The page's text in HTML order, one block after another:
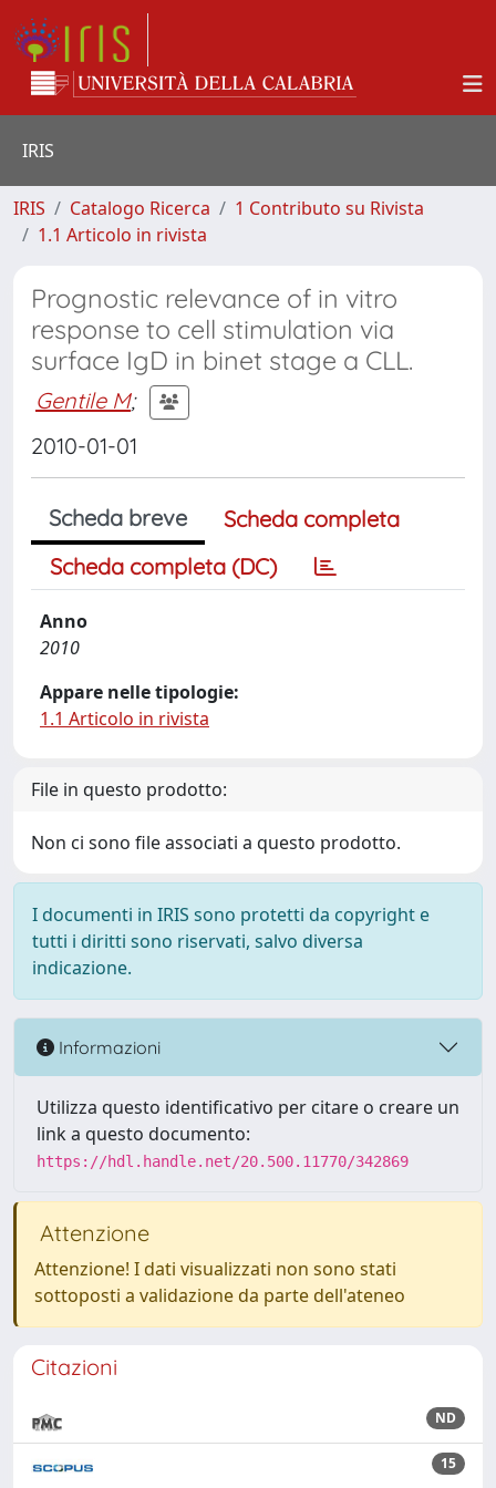
IRIS
IRIS Catalogo Ricerca
1 Contributo su Rivista
1.1 Articolo in rivista
Prognostic relevance of in vitro
response to cell stimulation via
surface IgD in binet stage a CLL.
Gentile M;
2010-01-01
Scheda breve
Scheda completa
Scheda completa (DC)
Anno
2010
Appare nelle tipologie:
1.1 Articolo in rivista
File in questo prodotto:
Non ci sono file associati a questo prodotto.
I documenti in IRIS sono protetti da copyright e
tutti i diritti sono riservati, salvo diversa
indicazione.
Informazioni
Utilizza questo identificativo per citare o creare un
link a questo documento:
https://hdl.handle.net/20.500.11770/342869
Attenzione
Attenzione! I dati visualizzati non sono stati
sottoposti a validazione da parte dell'ateneo
Citazioni
ND
15